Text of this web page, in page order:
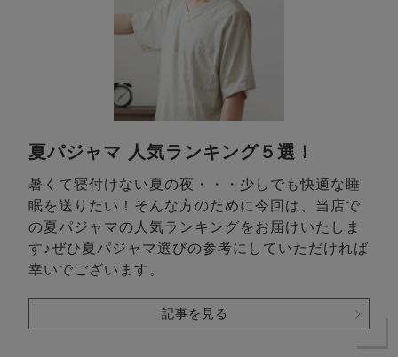
夏パジャマ 人気ランキング５選！
暑くて寝付けない夏の夜・・・少しでも快適な睡
眠を送りたい！そんな方のために今回は、当店で
の夏パジャマの人気ランキングをお届けいたしま
す♪ぜひ夏パジャマ選びの参考にしていただければ
幸いでございます。
記事を見る